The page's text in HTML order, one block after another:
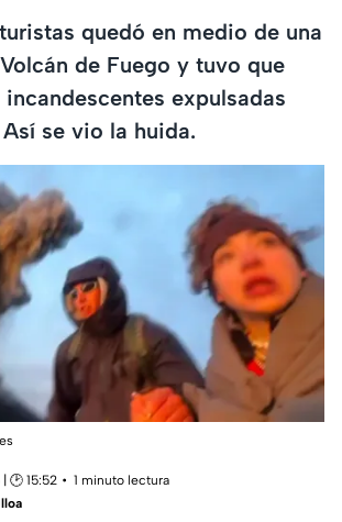
quedó en medio de una
de Fuego y tuvo que
expulsadas
se vio la huida.
🕑 15:52
1 minuto lectura